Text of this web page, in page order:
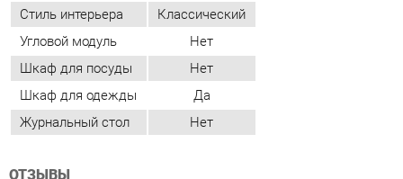
Журнальный стол
Нет
ОТЗЫВЫ
Пока нет отзывов, поделитесь первым своим мнением.
ДОБАВИТЬ ОТЗЫВ